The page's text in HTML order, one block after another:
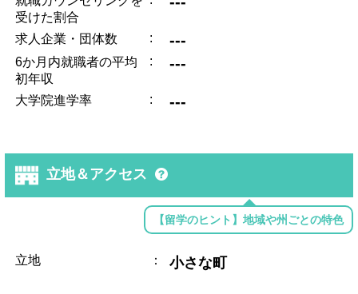
受けた割合
求人企業・団体数 : ---
6か月内就職者の平均
初年収
: ---
大学院進学率 : ---
立地＆アクセス
【留学のヒント】地域や州ごとの特色
立地 ： 小さな町